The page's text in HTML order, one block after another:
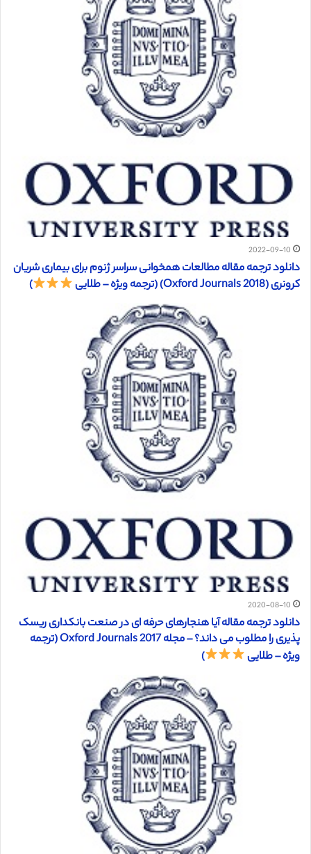
2022-09-10
دانلود ترجمه مقاله مطالعات همخوانی سراسر ژنوم برای بیماری شریان
کرونری (Oxford Journals 2018) (ترجمه ویژه – طلایی
)
2020-08-10
دانلود ترجمه مقاله آیا هنجارهای حرفه ای در صنعت بانکداری ریسک
پذیری را مطلوب می داند؟ – مجله Oxford Journals 2017 (ترجمه
ویژه – طلایی
)